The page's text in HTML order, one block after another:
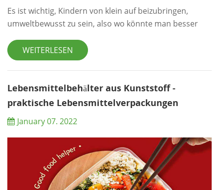
Es ist wichtig, Kindern von klein auf beizubringen,
umweltbewusst zu sein, also wo könnte man besser
Kindern unter Kontrolle zu halten, kann anfangs eine
schwierige Aufgabe sein, ganz zu schweigen davon,
dass sie den ganzen Tag über umweltfreundlich sind,
aber mit nur ein paar einfachen Änderungen können
Sie einen großen Unterschied machen. Nach...
WEITERLESEN
Lebensmittelbehälter aus Kunststoff -
praktische Lebensmittelverpackungen
January 07. 2022